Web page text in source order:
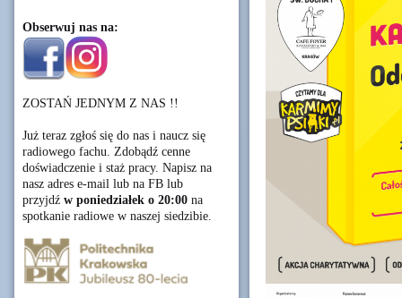
Obserwuj nas na:
ZOSTAŃ JEDNYM Z NAS !!
Już teraz zgłoś się do nas i naucz się
radiowego fachu. Zdobądź cenne
doświadczenie i staż pracy. Napisz na
nasz adres e-mail lub na FB lub
przyjdź w poniedziałek o 20:00 na
spotkanie radiowe w naszej siedzibie.